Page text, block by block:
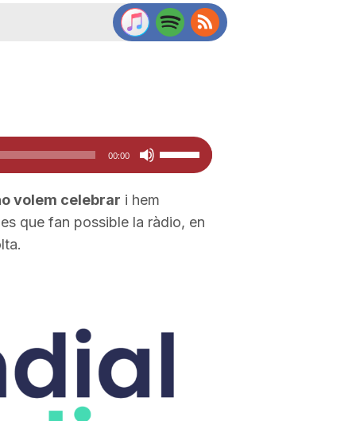
00:00
Feu
servir
les
tecles
avall
incrementar
volem celebrar i hem
que fan possible la ràdio, en